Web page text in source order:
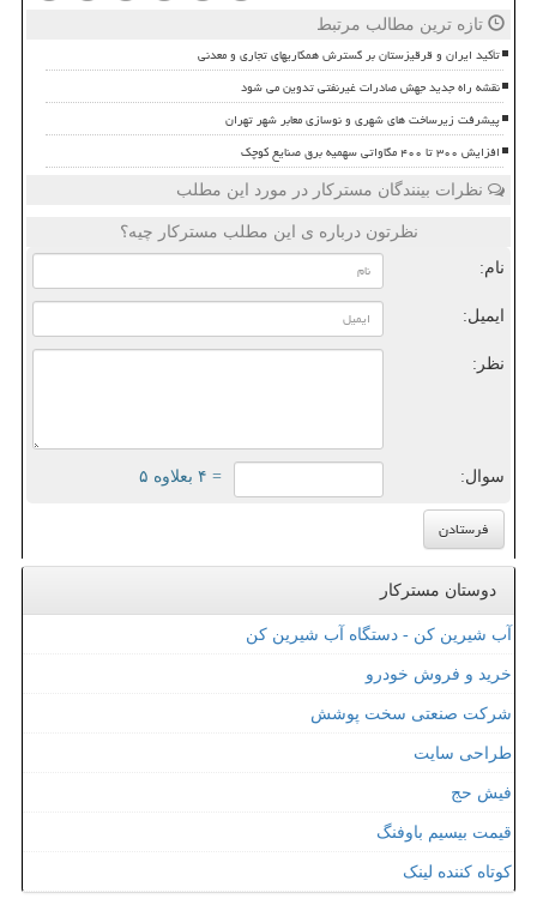
تازه ترین مطالب مرتبط
تأکید ایران و قرقیزستان بر گسترش همکاریهای تجاری و معدنی
نقشه راه جدید جهش صادرات غیرنفتی تدوین می شود
پیشرفت زیرساخت های شهری و نوسازی معابر شهر تهران
افزایش ۳۰۰ تا ۴۰۰ مگاواتی سهمیه برق صنایع کوچک
نظرات بینندگان مسترکار در مورد این مطلب
نظرتون درباره ی این مطلب مسترکار چیه؟
نام:
ایمیل:
نظر:
سوال: = ۴ بعلاوه ۵
دوستان مسترکار
آب شیرین کن - دستگاه آب شیرین کن
خرید و فروش خودرو
شرکت صنعتی سخت پوشش
طراحی سایت
فیش حج
قیمت بیسیم باوفنگ
کوتاه کننده لینک